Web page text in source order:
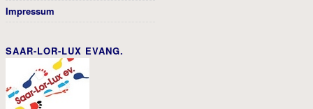
Impressum
SAAR-LOR-LUX EVANG.